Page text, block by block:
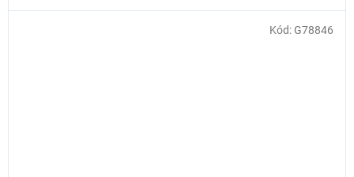
Kód: G78846